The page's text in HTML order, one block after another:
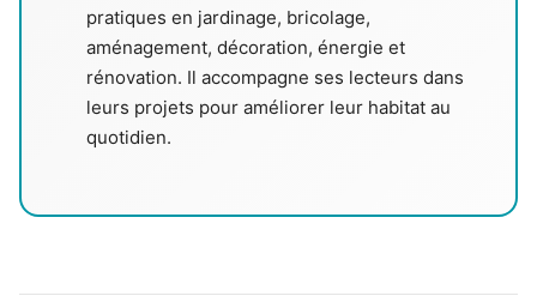
pratiques en jardinage, bricolage,
aménagement, décoration, énergie et
rénovation. Il accompagne ses lecteurs dans
leurs projets pour améliorer leur habitat au
quotidien.